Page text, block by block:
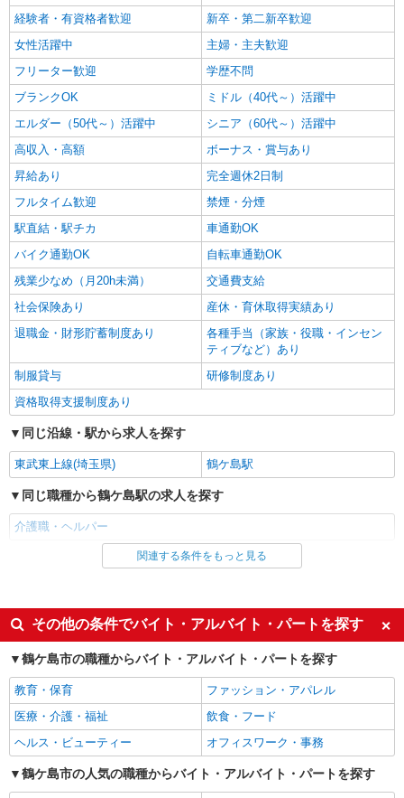
鶴ケ島駅◆サ高住スタッフ◆穏やかな職場×週
3〜×残業なし
時給1600円〜2250円 ＜日払い有/週払い有/交
通費全支給(ガソリン代含む)＞
キープ 詳細を見る
経験者・有資格者歓迎
新卒・第二新卒歓迎
女性活躍中
主婦・主夫歓迎
フリーター歓迎
学歴不問
ブランクOK
ミドル（40代～）活躍中
エルダー（50代～）活躍中
シニア（60代～）活躍中
高収入・高額
ボーナス・賞与あり
昇給あり
完全週休2日制
フルタイム歓迎
禁煙・分煙
駅直結・駅チカ
車通勤OK
バイク通勤OK
自転車通勤OK
残業少なめ（月20h未満）
交通費支給
社会保険あり
産休・育休取得実績あり
退職金・財形貯蓄制度あり
各種手当（家族・役職・インセン
ティブなど）あり
制服貸与
研修制度あり
資格取得支援制度あり
同じ沿線・駅から求人を探す
東武東上線(埼玉県) 鶴ケ島駅
同じ職種から鶴ケ島駅の求人を探す
介護職・ヘルパー
同じ雇用形態から鶴ケ島駅の求人を探す
同じ特徴から鶴ケ島駅の求人を探す
入社日応相談
未経験歓迎
経験者・有資格者歓迎
新卒・第二新卒歓迎
女性活躍中
主婦・主夫歓迎
フリーター歓迎
学歴不問
ブランクOK
ミドル（40代～）活躍中
エルダー（50代～）活躍中
シニア（60代～）活躍中
関連する条件をもっと見る
その他の条件でバイト・アルバイト・パートを探す
鶴ケ島市の職種からバイト・アルバイト・パートを探す
教育・保育
ファッション・アパレル
医療・介護・福祉
飲食・フード
ヘルス・ビューティー
オフィスワーク・事務
鶴ケ島市の人気の職種からバイト・アルバイト・パートを探す